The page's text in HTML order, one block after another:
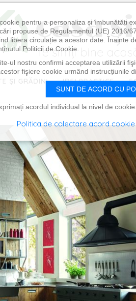
ȘI GRĂDINI IDEI PRACTICE
pentru a personaliza și îmbunătăți
propuse de Regulamentul (UE)
libera circulație a acestor date. Înainte
Politicii de Cookie.
ul nostru confirmi acceptarea utilizării
fişiere cookie urmând instrucțiunile
SUNT DE ACORD CU
acordul individual la nivel de cookie:
Politica de colectare acord cookie